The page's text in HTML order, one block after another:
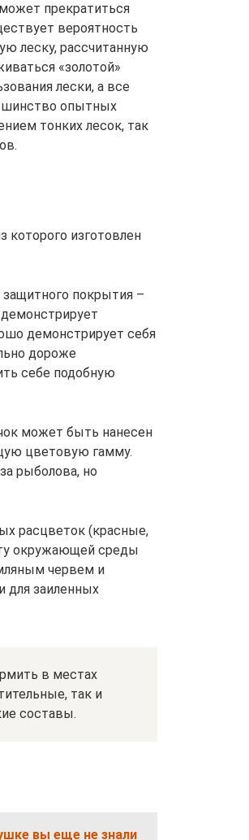
прекратиться
вероятность
леску, рассчитанную
«золотой»
лески, а все
опытных
тонких лесок, так
изготовлен
покрытия –
демонстрирует себя
дороже
себе подобную
может быть нанесен
цветовую гамму.
рыболова, но
расцветок (красные,
окружающей среды
червем и
для заиленных
в местах
так и
составы.
вы еще не знали